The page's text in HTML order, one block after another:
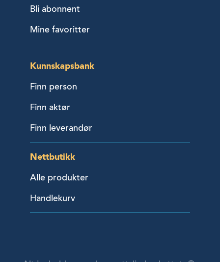
Bli abonnent
Mine favoritter
Kunnskapsbank
Finn person
Finn aktør
Finn leverandør
Nettbutikk
Alle produkter
Handlekurv